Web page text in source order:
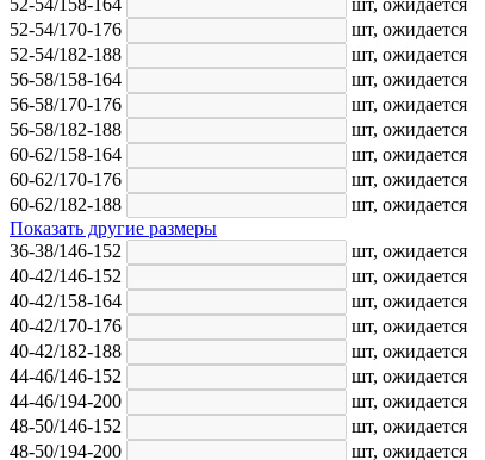
52-54/158-164
шт, ожидается
52-54/170-176
шт, ожидается
52-54/182-188
шт, ожидается
56-58/158-164
шт, ожидается
56-58/170-176
шт, ожидается
56-58/182-188
шт, ожидается
60-62/158-164
шт, ожидается
60-62/170-176
шт, ожидается
60-62/182-188
шт, ожидается
Показать другие размеры
36-38/146-152
шт, ожидается
40-42/146-152
шт, ожидается
40-42/158-164
шт, ожидается
40-42/170-176
шт, ожидается
40-42/182-188
шт, ожидается
44-46/146-152
шт, ожидается
44-46/194-200
шт, ожидается
48-50/146-152
шт, ожидается
48-50/194-200
шт, ожидается